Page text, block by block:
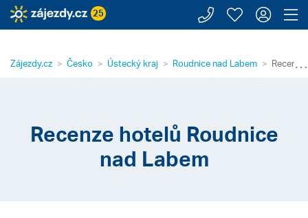
25 Zavolejte
Moje
⋯
Zájezdy.cz Česko Ústecký kraj Roudnice nad Labem
Recenze hotelů Roudnice
nad Labem